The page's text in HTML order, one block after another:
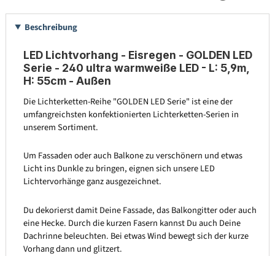
Beschreibung
LED Lichtvorhang - Eisregen - GOLDEN LED
Serie - 240 ultra warmweiße LED - L: 5,9m,
H: 55cm - Außen
Die Lichterketten-Reihe "GOLDEN LED Serie" ist eine der
umfangreichsten konfektionierten Lichterketten-Serien in
unserem Sortiment.
Um Fassaden oder auch Balkone zu verschönern und etwas
Licht ins Dunkle zu bringen, eignen sich unsere LED
Lichtervorhänge ganz ausgezeichnet.
Du dekorierst damit Deine Fassade, das Balkongitter oder auch
eine Hecke. Durch die kurzen Fasern kannst Du auch Deine
Dachrinne beleuchten. Bei etwas Wind bewegt sich der kurze
Vorhang dann und glitzert.